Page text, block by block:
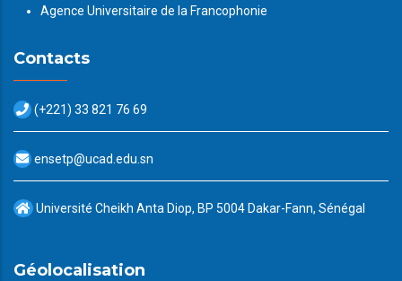
Agence Universitaire de la Francophonie
Contacts
(+221) 33 821 76 69
ensetp@ucad.edu.sn
Université Cheikh Anta Diop, BP 5004 Dakar-Fann, Sénégal
Géolocalisation